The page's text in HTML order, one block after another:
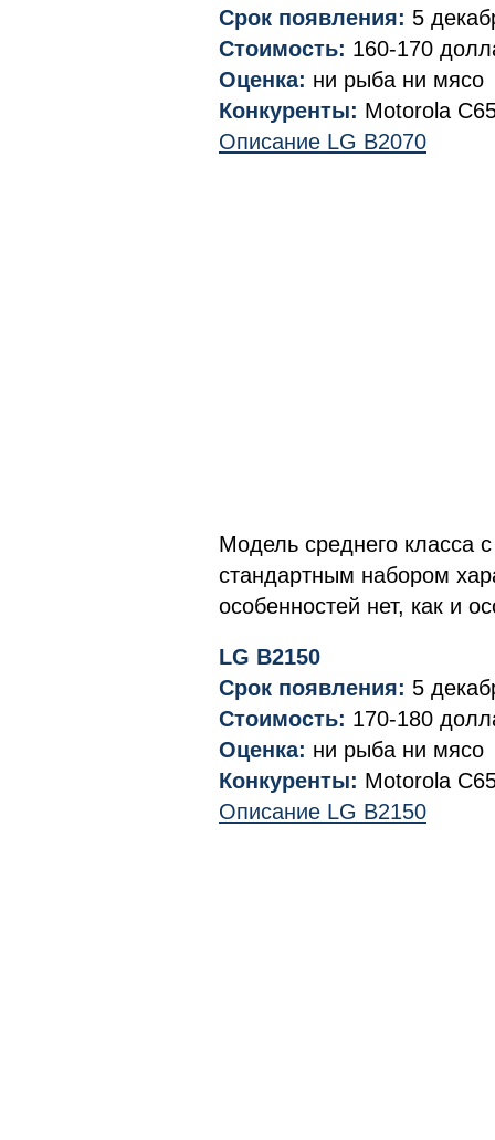
Срок появления: 5
Стоимость: 160-170
Оценка: ни рыба ни мясо
Конкуренты: Motorola
Описание LG B2070
Модель среднего класса
стандартным набором
особенностей нет, как и
LG B2150
Срок появления: 5
Стоимость: 170-180
Оценка: ни рыба ни мясо
Конкуренты: Motorola
Описание LG B2150